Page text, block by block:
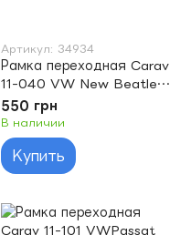
Артикул: 34934
Рамка переходная Carav
11-040 VW New Beatle
(98-)
550 грн
В наличии
Купить